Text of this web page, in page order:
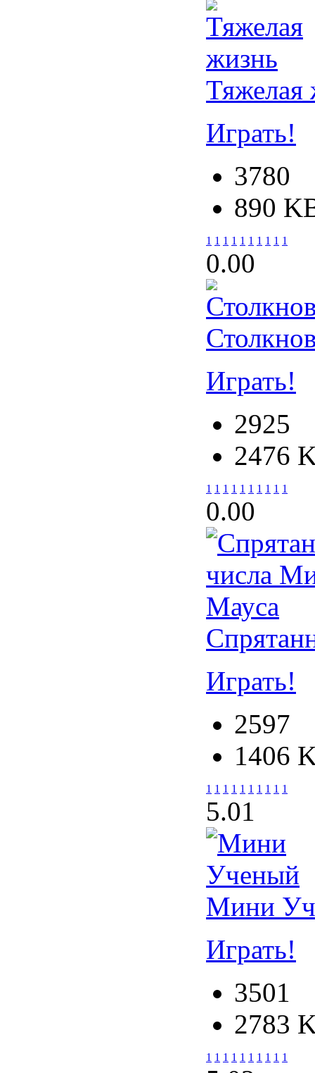
Тяжелая
Играть!
3780
890
1 1 1 1 1 1 1 1 1 1
0.00
Играть!
2925
2476
1 1 1 1 1 1 1 1 1 1
0.00
Играть!
2597
1406
1 1 1 1 1 1 1 1 1 1
5.01
Мини
Играть!
3501
2783
1 1 1 1 1 1 1 1 1 1